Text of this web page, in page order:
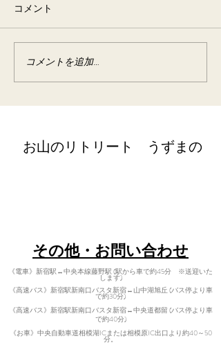
2025年6月 イベント宿泊
コメント
コメントを追加…
​お山のリトリート うずまの
​その他・お問い合わせ
《電車》新宿駅↔中央本線藤野駅 (駅から車で約45分 ※送迎いた
します)
《高速バス》新宿駅新南口バスタ新宿↔山中湖旭丘 (バス停より車
で約30分)
《高速バス》新宿駅新南口バスタ新宿↔中央道都留 (バス停より車
で約40分)
《お車》中央自動車道相模湖ICまたは相模原IC出口より約40～50
分。